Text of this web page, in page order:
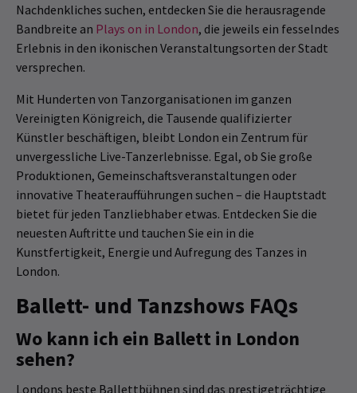
Nachdenkliches suchen, entdecken Sie die herausragende
Bandbreite an Plays on in London, die jeweils ein fesselndes
Erlebnis in den ikonischen Veranstaltungsorten der Stadt
versprechen.
Mit Hunderten von Tanzorganisationen im ganzen
Vereinigten Königreich, die Tausende qualifizierter
Künstler beschäftigen, bleibt London ein Zentrum für
unvergessliche Live-Tanzerlebnisse. Egal, ob Sie große
Produktionen, Gemeinschaftsveranstaltungen oder
innovative Theateraufführungen suchen – die Hauptstadt
bietet für jeden Tanzliebhaber etwas. Entdecken Sie die
neuesten Auftritte und tauchen Sie ein in die
Kunstfertigkeit, Energie und Aufregung des Tanzes in
London.
Ballett- und Tanzshows FAQs
Wo kann ich ein Ballett in London
sehen?
Londons beste Ballettbühnen sind das prestigeträchtige